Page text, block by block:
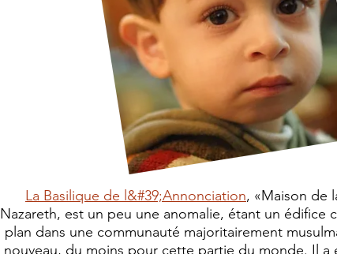
La Basilique de l&#39;Annonciation, «Maison de
Nazareth, est un peu une anomalie, étant un édifice
plan dans une communauté majoritairement
nouveau, du moins pour cette partie du monde. Il a